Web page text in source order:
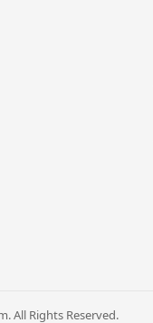
All Rights Reserved.